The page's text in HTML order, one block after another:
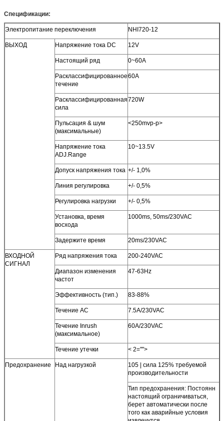
Спецификации:
Электропитание переключения NHI720-12
ВЫХОД Напряжение тока DC 12V
Настоящий ряд 0~60A
Расклассифицированное
течение
60A
Расклассифицированная
сила
720W
Пульсация & шум
(максимальные)
<250mvp-p>
Напряжение тока
ADJ.Range
10~13.5V
Допуск напряжения тока +/- 1,0%
Линия регулировка +/- 0,5%
Регулировка нагрузки +/- 0,5%
Установка, время
восхода
1000ms, 50ms/230VAC
Задержите время 20ms/230VAC
ВХОДНОЙ
СИГНАЛ
Ряд напряжения тока 200-240VAC
Диапазон изменения
частот
47-63Hz
Эффективность (тип.) 83-88%
Течение AC 7.5A/230VAC
Течение Inrush
(максимальное)
60A/230VAC
Течение утечки < 2="">
Предохранение Над нагрузкой
105 | сила 125% требуемой
производительности
Тип предохранения: Постоянн
настоящий ограничиваться,
берет автоматически после
того как аварийные условия